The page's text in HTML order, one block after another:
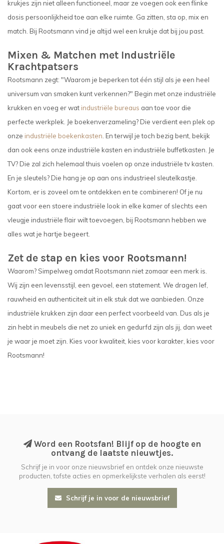
krukjes zijn niet alleen functioneel, maar ze voegen ook een flinke
dosis persoonlijkheid toe aan elke ruimte. Ga zitten, sta op, mix en
match. Bij Rootsmann vind je altijd wel een krukje dat bij jou past.
Mixen & Matchen met Industriële
Krachtpatsers
Rootsmann zegt: "Waarom je beperken tot één stijl als je een heel
universum van smaken kunt verkennen?" Begin met onze industriële
krukken en voeg er wat industriële bureaus aan toe voor die
perfecte werkplek. Je boekenverzameling? Die verdient een plek op
onze industriële boekenkasten . En terwijl je toch bezig bent, bekijk
dan ook eens onze industriële kasten en industriële buffetkasten. Je
TV? Die zal zich helemaal thuis voelen op onze industriële tv kasten.
En je sleutels? Die hang je op aan ons industrieel sleutelkastje.
Kortom, er is zoveel om te ontdekken en te combineren! Of je nu
gaat voor een stoere industriële look in elke kamer of slechts een
vleugje industriële flair wilt toevoegen, bij Rootsmann hebben we
alles wat je hartje begeert.
Zet de stap en kies voor Rootsmann!
Waarom? Simpelweg omdat Rootsmann niet zomaar een merk is.
Wij zijn een levensstijl, een gevoel, een statement. We dragen lef,
rauwheid en authenticiteit uit in elk stuk dat we aanbieden. Onze
industriële krukken zijn daar een perfect voorbeeld van. Dus als je
zin hebt in meubels die net zo uniek en gedurfd zijn als jij, dan weet
je waar je moet zijn. Kies voor kwaliteit, kies voor karakter, kies voor
Rootsmann!
Word een Rootsfan! Blijf op de hoogte en
ontvang de laatste nieuwtjes.
Schrijf je in voor onze nieuwsbrief en ontdek onze nieuwste
producten, tofste acties en opmerkelijkste verhalen als eerst!
Schrijf je in voor de nieuwsbrief